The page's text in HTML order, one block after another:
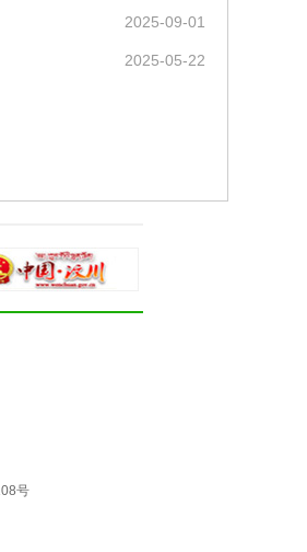
2025-09-01
2025-05-22
号